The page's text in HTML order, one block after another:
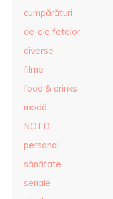
cumpărături
de-ale fetelor
diverse
filme
food & drinks
modă
NOTD
personal
sănătate
seriale